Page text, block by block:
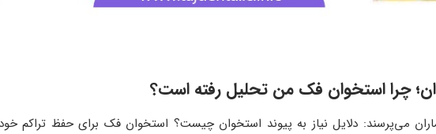
؛چرا استخوان فک من تحلیل رفته است؟
می‌پرسند: دلایل نیاز به پیوند استخوان چیست؟ استخوان فک برای حفظ تراکم